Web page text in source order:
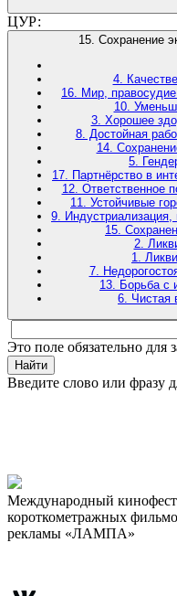
ЦУР:
15. Сохранение
4.
16. Мир,
10.
3. Хорошее
8. Достойная
14.
5.
17. Партнёрство в
12. Ответственное
11. Устойчивые
9. Индустриализация,
15.
2.
1.
7.
13. Борьба с
6. Чистая
Это поле обязательно
Найти
Введите слово или фразу
Международный
короткометражных
рекламы «ЛАМПА»